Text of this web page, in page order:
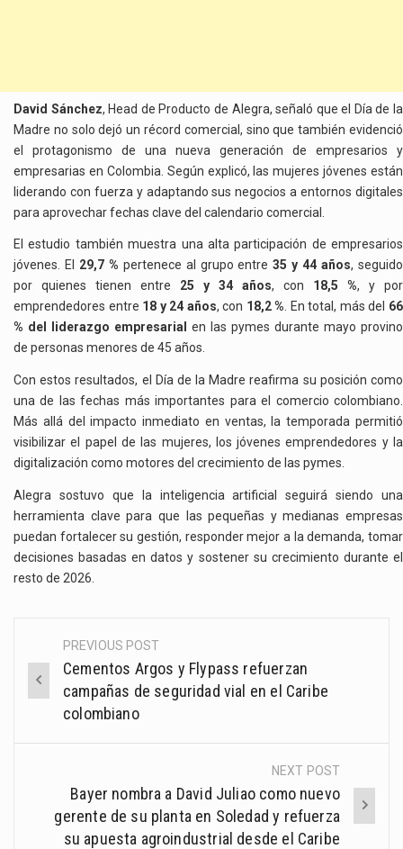
David Sánchez, Head de Producto de Alegra, señaló que el Día de la
Madre no solo dejó un récord comercial, sino que también evidenció
el protagonismo de una nueva generación de empresarios y
empresarias en Colombia. Según explicó, las mujeres jóvenes están
liderando con fuerza y adaptando sus negocios a entornos digitales
para aprovechar fechas clave del calendario comercial.
El estudio también muestra una alta participación de empresarios
jóvenes. El 29,7 % pertenece al grupo entre35 y 44 años, seguido
por quienes tienen entre 25 y 34 años, con 18,5 %, y por
emprendedores entre 18 y 24 años, con 18,2 %. En total, más del 66
% del liderazgo empresarial en las pymes durante mayo provino
de personas menores de 45 años.
Con estos resultados, el Día de la Madre reafirma su posición como
una de las fechas más importantes para el comercio colombiano.
Más allá del impacto inmediato en ventas, la temporada permitió
visibilizar el papel de las mujeres, los jóvenes emprendedores y la
digitalización como motores del crecimiento de las pymes.
Alegra sostuvo que la inteligencia artificial seguirá siendo una
herramienta clave para que las pequeñas y medianas empresas
puedan fortalecer su gestión, responder mejor a la demanda, tomar
decisiones basadas en datos y sostener su crecimiento durante el
resto de 2026.
Post
navigation
PREVIOUS POST
Cementos Argos y Flypass refuerzan
campañas de seguridad vial en el Caribe
colombiano
NEXT POST
Bayer nombra a David Juliao como nuevo
gerente de su planta en Soledad y refuerza
su apuesta agroindustrial desde el Caribe